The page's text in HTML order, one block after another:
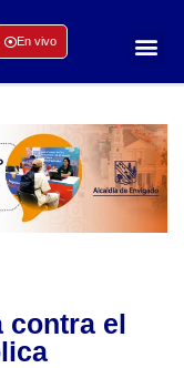
En vivo
contra el